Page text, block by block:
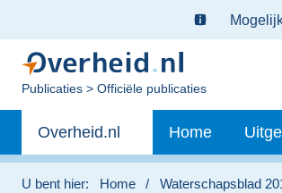
Ter
informatie:
U
Publicaties Officiële publicaties
Primaire
navigatie
Andere
sites
binnen
Overheid.nl Home
U bent hier: Home Waterschapsblad